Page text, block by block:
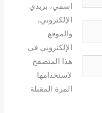
اسمي، بريدي
الإلكتروني،
والموقع
الإلكتروني في
هذا المتصفح
لاستخدامها
المرة المقبلة